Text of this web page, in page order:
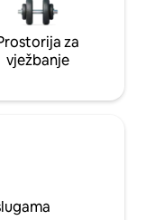
za
vježbanje